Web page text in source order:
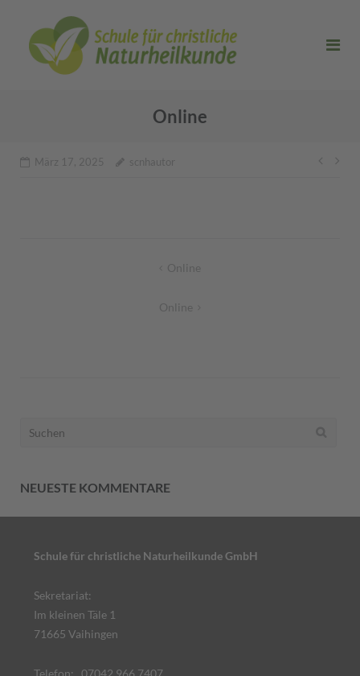
Online
März 17, 2025 scnhautor
BeitragsnavigationOnline
Online
Suchen
NEUESTE KOMMENTARE
Schule für christliche Naturheilkunde GmbH
Sekretariat:
Im kleinen Täle 1
71665 Vaihingen
Telefon: 07042 966 7407